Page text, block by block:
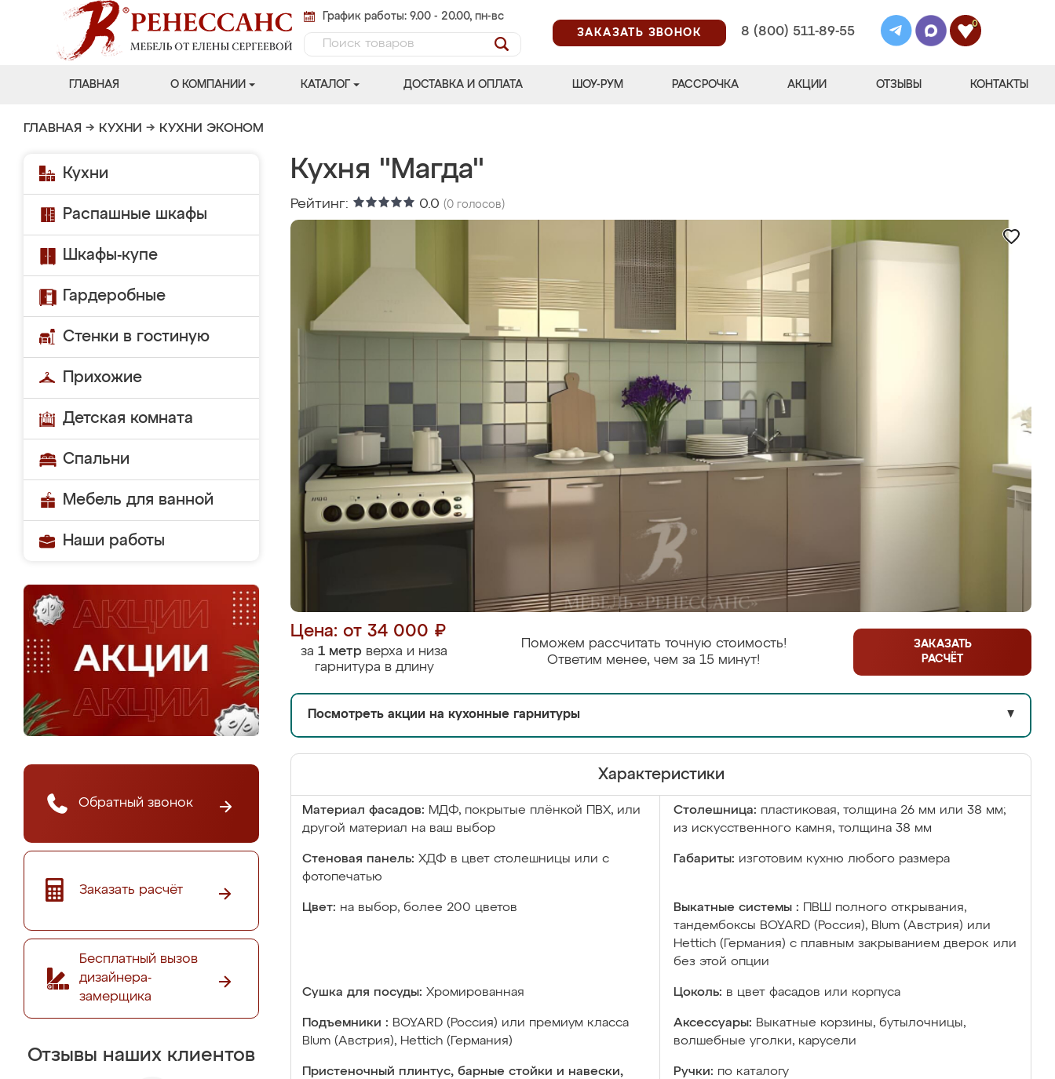
График работы: 9.00 - 20.00, пн-вс
ЗАКАЗАТЬ ЗВОНОК
8 (800) 511-89-55
0
ГЛАВНАЯ О КОМПАНИИ КАТАЛОГ ДОСТАВКА И ОПЛАТА ШОУ-РУМ РАССРОЧКА АКЦИИ ОТЗЫВЫ КОНТАКТЫ
ГЛАВНАЯ → КУХНИ → КУХНИ ЭКОНОМ
Кухни
Распашные шкафы
Шкафы-купе
Гардеробные
Стенки в гостиную
Прихожие
Детская комната
Спальни
Мебель для ванной
Наши работы
Обратный звонок
Заказать расчёт
Бесплатный вызов
дизайнера-
замерщика
Отзывы наших клиентов
Кухня "Магда"
Рейтинг: 0.0 (0 голосов)
Цена: от 34 000 ₽
за 1 метр верха и низа
гарнитура в длину
Поможем рассчитать точную стоимость!
Ответим менее, чем за 15 минут!
ЗАКАЗАТЬ
РАСЧЁТ
Посмотреть акции на кухонные гарнитуры ▼
Характеристики
Материал фасадов: МДФ, покрытые плёнкой ПВХ, или
другой материал на ваш выбор
Столешница: пластиковая, толщина 26 мм или 38 мм;
из искусственного камня, толщина 38 мм
Стеновая панель: ХДФ в цвет столешницы или с
фотопечатью
Габариты: изготовим кухню любого размера
Цвет: на выбор, более 200 цветов Выкатные системы :
ПВШ полного открывания,
тандембоксы BOYARD (Россия), Blum (Австрия) или
Hettich (Германия) с плавным закрыванием дверок или
без этой опции
Сушка для посуды: Хромированная Цоколь: в цвет фасадов или корпуса
Подъемники : BOYARD (Россия) или премиум класса
Blum (Австрия), Hettich (Германия)
Аксессуары: Выкатные корзины, бутылочницы,
волшебные уголки, карусели
Пристеночный плинтус, барные стойки и навески,
Ручки: по каталогу